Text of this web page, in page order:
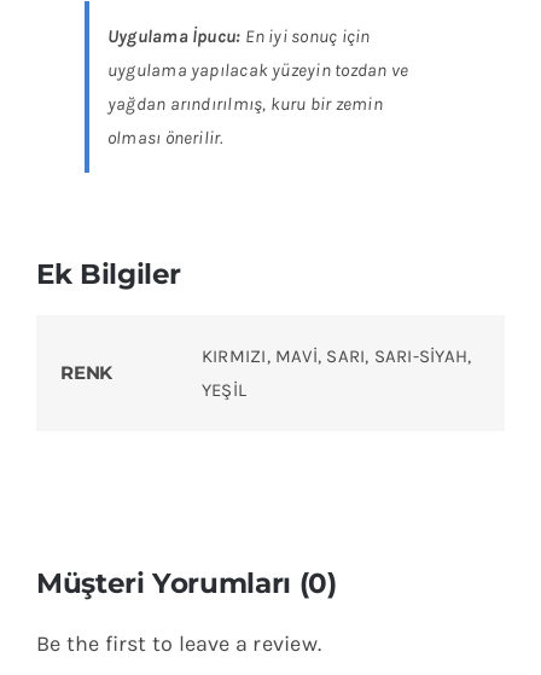
Uygulama İpucu: En iyi sonuç için
uygulama yapılacak yüzeyin tozdan ve
yağdan arındırılmış, kuru bir zemin
olması önerilir.
Ek Bilgiler
RENK
KIRMIZI, MAVİ, SARI, SARI-SİYAH,
YEŞİL
Müşteri Yorumları (0)
Be the first to leave a review.